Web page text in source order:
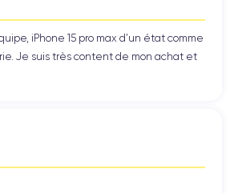
iPhone 15 pro max d’un état comme
Je suis très content de mon achat et